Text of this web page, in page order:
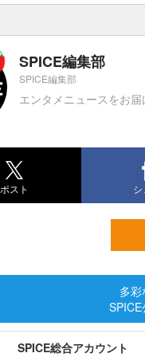
SPICE編集部
SPICE編集部
エンタメニュースをお届
ポスト
多
SPICE
SPICE総合アカウント